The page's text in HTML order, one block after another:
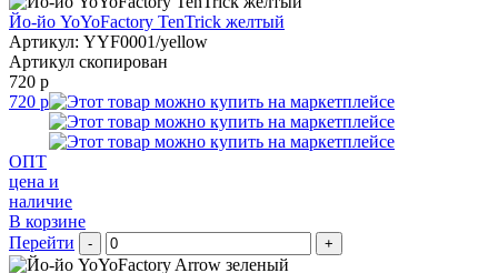
Йо-йо YoYoFactory TenTrick желтый
Артикул: YYF0001/yellow
Артикул скопирован
720 р
720 р
ОПТ
цена и
наличие
В корзине
Перейти
- +